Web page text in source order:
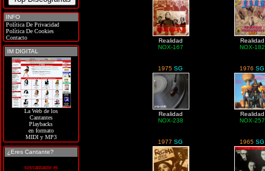
INFO
Política De Privacidad
Política De Cookies
Contacto
IM DIGITAL
La Web de los
Cantantes
Playbacks
en formato
MIDI y MP3
¿Eres Cantante?
soycantante.es
Realidad
NOX-167
Realidad
NOX-182
1975SG
Realidad
NOX-238
1976SG
Realidad
NOX-257
1977SG 1965SG